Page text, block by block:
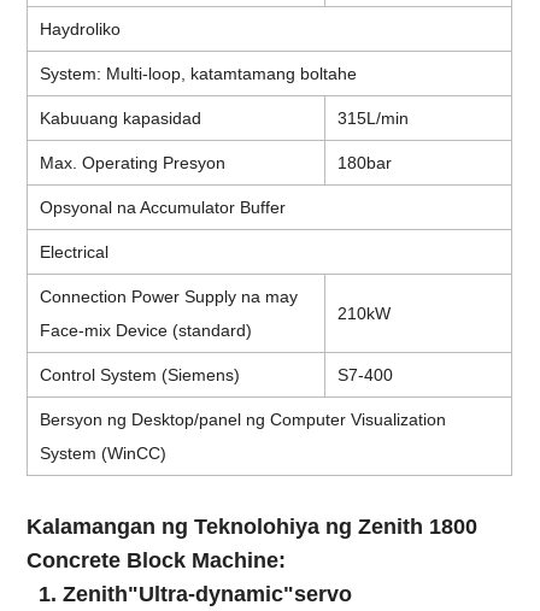
Haydroliko
System: Multi-loop, katamtamang boltahe
Kabuuang kapasidad 315L/min
Max. Operating Presyon 180bar
Opsyonal na Accumulator Buffer
Electrical
Connection Power Supply na may
Face-mix Device (standard)
210kW
Control System (Siemens) S7-400
Bersyon ng Desktop/panel ng Computer Visualization
System (WinCC)
Kalamangan ng Teknolohiya ng Zenith 1800
Concrete Block Machine:
1. Zenith"Ultra-dynamic"servo